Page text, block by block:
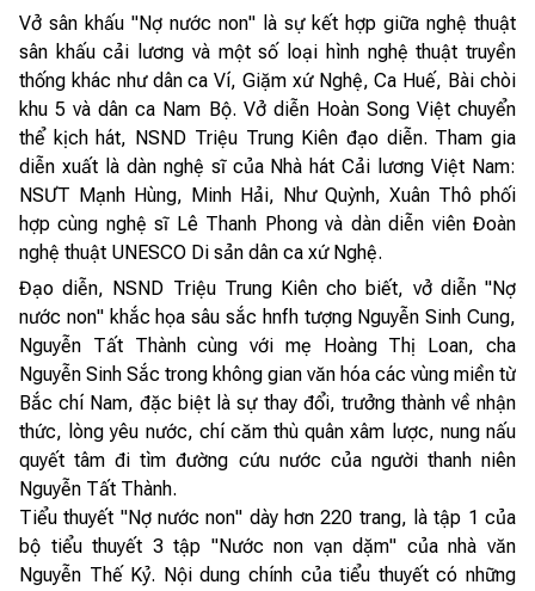
Vở sân khấu "Nợ nước non" là sự kết hợp giữa nghệ thuật
sân khấu cải lương và một số loại hình nghệ thuật truyền
thống khác như dân ca Ví, Giặm xứ Nghệ, Ca Huế, Bài chòi
khu 5 và dân ca Nam Bộ. Vở diễn Hoàn Song Việt chuyển
thể kịch hát, NSND Triệu Trung Kiên đạo diễn. Tham gia
diễn xuất là dàn nghệ sĩ của Nhà hát Cải lương Việt Nam:
NSƯT Mạnh Hùng, Minh Hải, Như Quỳnh, Xuân Thô phối
hợp cùng nghệ sĩ Lê Thanh Phong và dàn diễn viên Đoàn
nghệ thuật UNESCO Di sản dân ca xứ Nghệ.
Đạo diễn, NSND Triệu Trung Kiên cho biết, vở diễn "Nợ
nước non" khắc họa sâu sắc hnfh tượng Nguyễn Sinh Cung,
Nguyễn Tất Thành cùng với mẹ Hoàng Thị Loan, cha
Nguyễn Sinh Sắc trong không gian văn hóa các vùng miền từ
Bắc chí Nam, đặc biệt là sự thay đổi, trưởng thành về nhận
thức, lòng yêu nước, chí căm thù quân xâm lược, nung nấu
quyết tâm đi tìm đường cứu nước của người thanh niên
Nguyễn Tất Thành.
Tiểu thuyết "Nợ nước non" dày hơn 220 trang, là tập 1 của
bộ tiểu thuyết 3 tập "Nước non vạn dặm" của nhà văn
Nguyễn Thế Kỷ. Nội dung chính của tiểu thuyết có những